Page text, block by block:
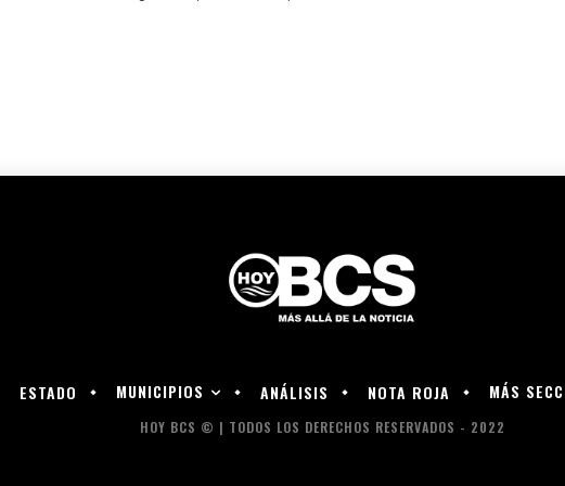
ESTADO MUNICIPIOS ANÁLISIS NOTA ROJA MÁS
HOY BCS © | TODOS LOS DERECHOS RESERVADOS - 2022